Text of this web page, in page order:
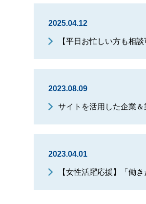
2025.04.12
【平日お忙しい方も相
2023.08.09
サイトを活用した企業＆
2023.04.01
【女性活躍応援】「働